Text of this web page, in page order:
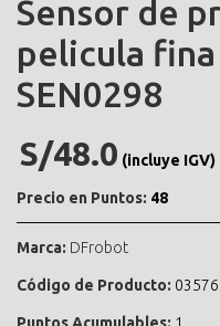
Sensor de
pelicula fina
SEN0298
S/48.0 (incluye IGV)
Precio en Puntos: 48
Marca: DFrobot
Código de Producto: 03576